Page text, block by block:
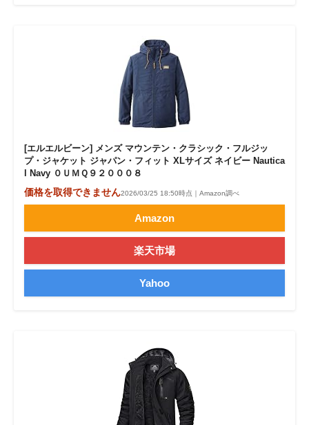
[エルエルビーン] メンズ マウンテン・クラシック・フルジッ
プ・ジャケット ジャパン・フィット XLサイズ ネイビー Nautica
l Navy ０ＵＭＱ９２０００８
価格を取得できません2026/03/25 18:50時点｜Amazon調べ
Amazon
楽天市場
Yahoo